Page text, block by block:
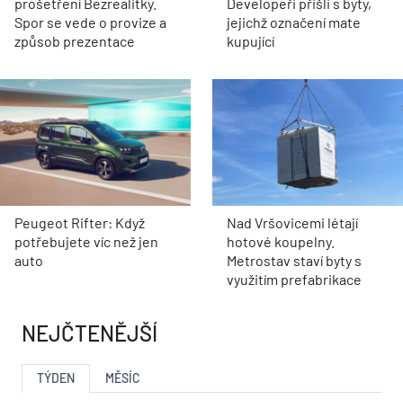
Spor se vede o provize a
způsob prezentace
jejichž označení mate
kupující
Peugeot Rifter: Když
potřebujete víc než jen
auto
Nad Vršovicemi létají
hotové koupelny.
Metrostav staví byty s
využitím prefabrikace
NEJČTENĚJŠÍ
TÝDEN MĚSÍC